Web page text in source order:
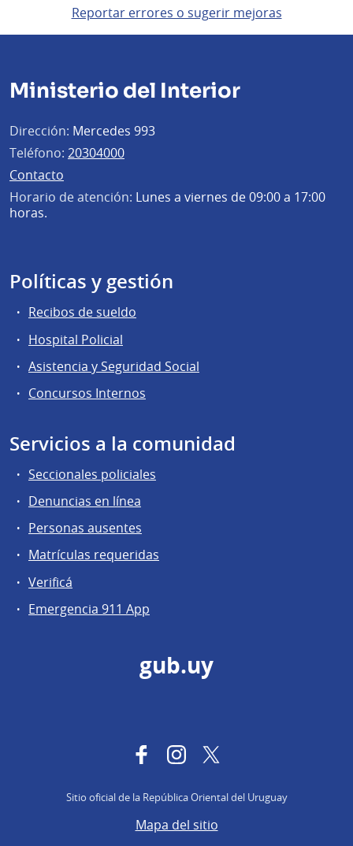
Reportar errores o sugerir mejoras
Ministerio del Interior
Dirección: Mercedes 993
Teléfono: 20304000
Contacto
Horario de atención: Lunes a viernes de 09:00 a 17:00
horas.
Políticas y gestión
Recibos de sueldo
Hospital Policial
Asistencia y Seguridad Social
Concursos Internos
Servicios a la comunidad
Seccionales policiales
Denuncias en línea
Personas ausentes
Matrículas requeridas
Verificá
Emergencia 911 App
gub.uy
FacebookInstagram
Sitio oficial de la República Oriental del Uruguay
Mapa del sitio